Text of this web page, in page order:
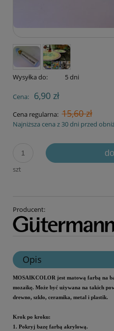
Wysyłka do: 5 dni
Cena: 6,90 zł
Cena regularna: 15,60 zł
Najniższa cena z 30 dni przed
szt
Producent:
Opis
MOSAIKCOLOR jest matową farbą na
mozaikę. Może być używana na takich
drewno, szkło, ceramika, metal i plastik.
Krok po kroku:
1. Pokryj bazę farbą akrylową.